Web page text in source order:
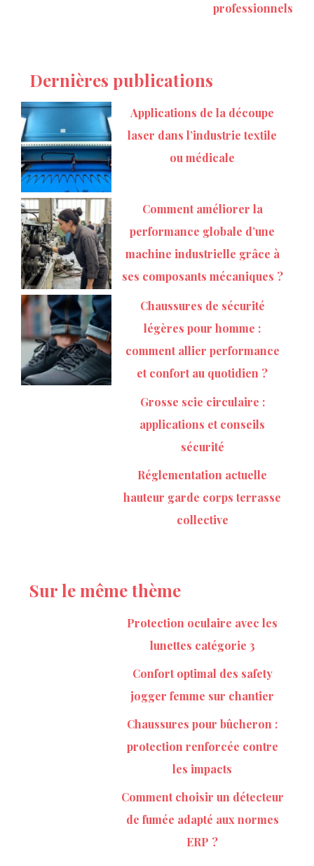
professionnels
Dernières publications
Applications de la découpe
laser dans l’industrie textile
ou médicale
Comment améliorer la
performance globale d’une
machine industrielle grâce à
ses composants mécaniques ?
Chaussures de sécurité
légères pour homme :
comment allier performance
et confort au quotidien ?
Grosse scie circulaire :
applications et conseils
sécurité
Réglementation actuelle
hauteur garde corps terrasse
collective
Sur le même thème
Protection oculaire avec les
lunettes catégorie 3
Confort optimal des safety
jogger femme sur chantier
Chaussures pour bûcheron :
protection renforcée contre
les impacts
Comment choisir un détecteur
de fumée adapté aux normes
ERP ?